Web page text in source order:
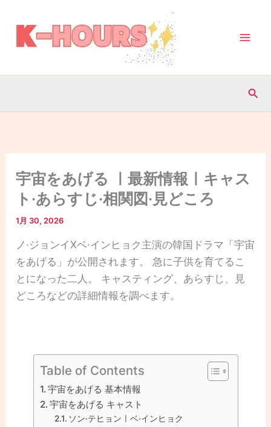
キ
プ
検
宇宙をあげる ㅣ最新情報ㅣキャス
ト·あらすじ·相関図·見どころ
1月 30, 2026
ノ·ジョンイXベ·インヒョク主演の韓国ドラマ「宇宙
をあげる」が公開されます。 急に子供を育てるこ
とになった二人。 キャスティング、あらすじ、見
どころなどの詳細情報を調べます。
Table of Contents
宇宙をあげる 基本情報
宇宙をあげる キャスト
ソン·テヒョンㅣベ·インヒョク